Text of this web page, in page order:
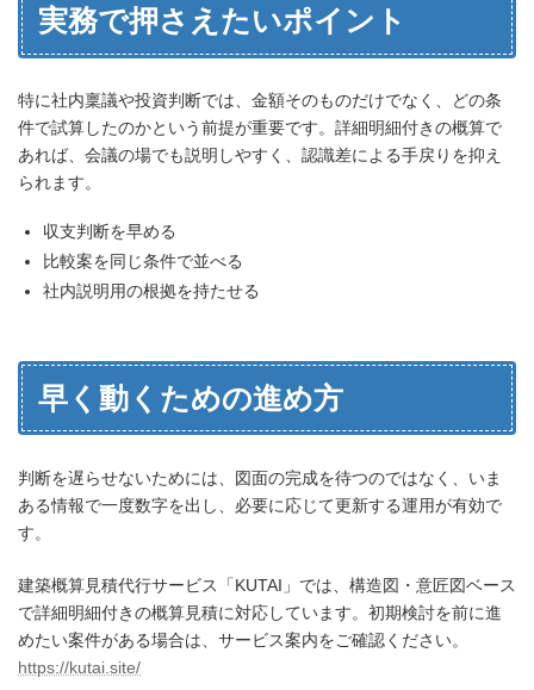
実務で押さえたいポイント
特に社内稟議や投資判断では、金額そのものだけでなく、どの条
件で試算したのかという前提が重要です。詳細明細付きの概算で
あれば、会議の場でも説明しやすく、認識差による手戻りを抑え
られます。
収支判断を早める
比較案を同じ条件で並べる
社内説明用の根拠を持たせる
早く動くための進め方
判断を遅らせないためには、図面の完成を待つのではなく、いま
ある情報で一度数字を出し、必要に応じて更新する運用が有効で
す。
建築概算見積代行サービス「KUTAI」では、構造図・意匠図ベース
で詳細明細付きの概算見積に対応しています。初期検討を前に進
めたい案件がある場合は、サービス案内をご確認ください。
https://kutai.site/